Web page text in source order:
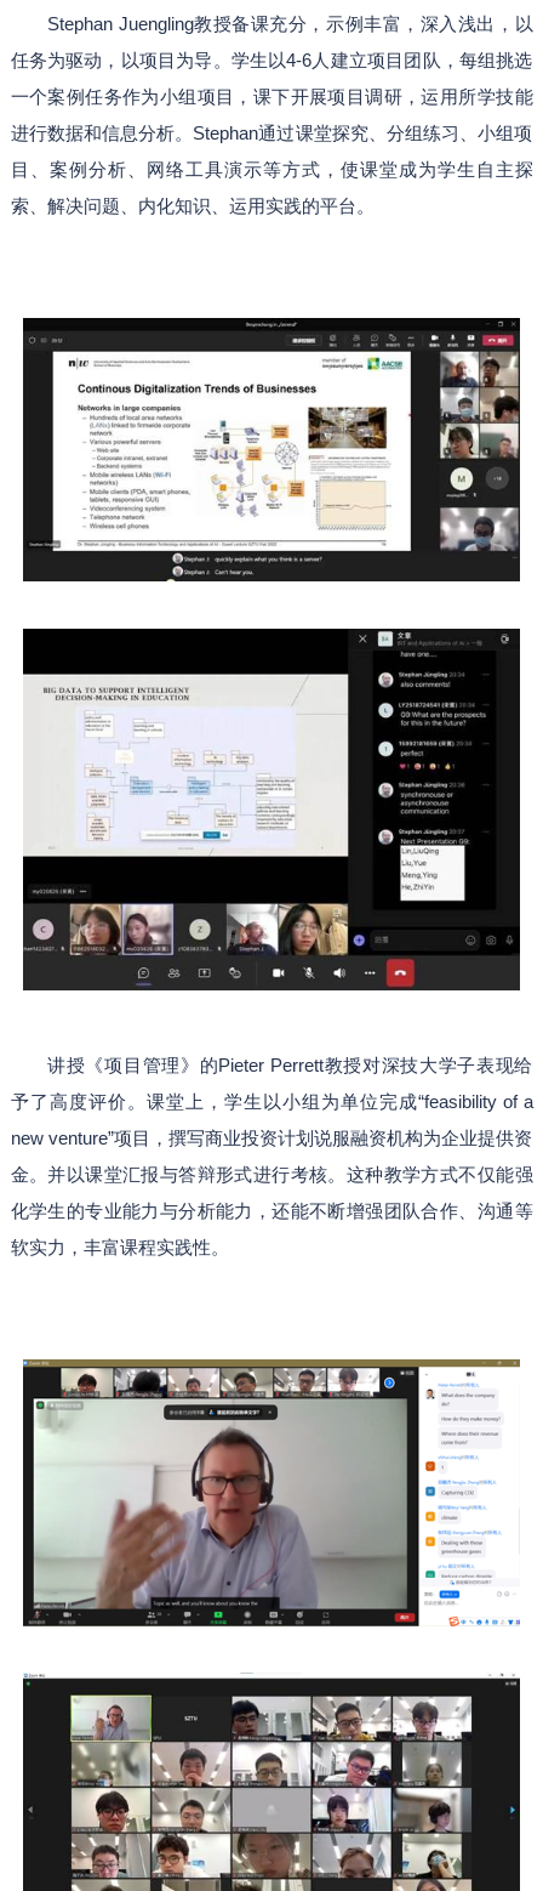
Stephan Juengling教授备课充分，示例丰富，深入浅出，以
任务为驱动，以项目为导。学生以4-6人建立项目团队，每组挑选
一个案例任务作为小组项目，课下开展项目调研，运用所学技能
进行数据和信息分析。Stephan通过课堂探究、分组练习、小组项
目、案例分析、网络工具演示等方式，使课堂成为学生自主探
索、解决问题、内化知识、运用实践的平台。
讲授《项目管理》的Pieter Perrett教授对深技大学子表现给
予了高度评价。课堂上，学生以小组为单位完成“feasibility of a
new venture”项目，撰写商业投资计划说服融资机构为企业提供资
金。并以课堂汇报与答辩形式进行考核。这种教学方式不仅能强
化学生的专业能力与分析能力，还能不断增强团队合作、沟通等
软实力，丰富课程实践性。